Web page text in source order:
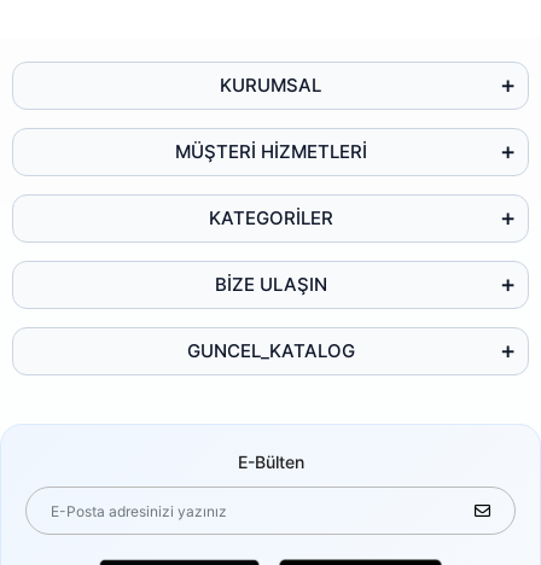
KURUMSAL
MÜŞTERİ HİZMETLERİ
KATEGORİLER
BİZE ULAŞIN
GUNCEL_KATALOG
E-Bülten